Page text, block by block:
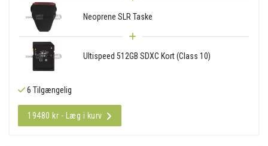
Neoprene SLR Taske
Ultispeed 512GB SDXC Kort (Class 10)
6 Tilgængelig
19480 kr - Læg i kurv